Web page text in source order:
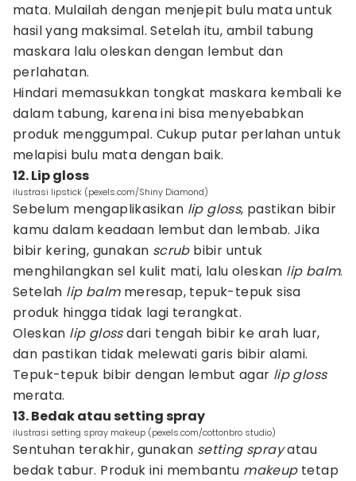
mata. Mulailah dengan menjepit bulu mata untuk
hasil yang maksimal. Setelah itu, ambil tabung
maskara lalu oleskan dengan lembut dan
perlahatan.
Hindari memasukkan tongkat maskara kembali ke
dalam tabung, karena ini bisa menyebabkan
produk menggumpal. Cukup putar perlahan untuk
melapisi bulu mata dengan baik.
12. Lip gloss
ilustrasi lipstick (pexels.com/Shiny Diamond)
Sebelum mengaplikasikan lip gloss, pastikan bibir
kamu dalam keadaan lembut dan lembab. Jika
bibir kering, gunakan scrubbibir untuk
menghilangkan sel kulit mati, lalu oleskan lip balm.
Setelah lip balmmeresap, tepuk-tepuk sisa
produk hingga tidak lagi terangkat.
Oleskan lip glossdari tengah bibir ke arah luar,
dan pastikan tidak melewati garis bibir alami.
Tepuk-tepuk bibir dengan lembut agar lip gloss
merata.
13. Bedak atau setting spray
ilustrasi setting spray makeup (pexels.com/cottonbro studio)
Sentuhan terakhir, gunakan setting sprayatau
bedak tabur. Produk ini membantu makeuptetap